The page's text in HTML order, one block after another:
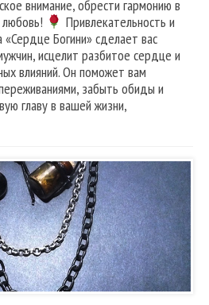
внимание, обрести гармонию в
Привлекательность и
Богини» сделает вас
исцелит разбитое сердце и
влияний. Он поможет вам
забыть обиды и
главу в вашей жизни,